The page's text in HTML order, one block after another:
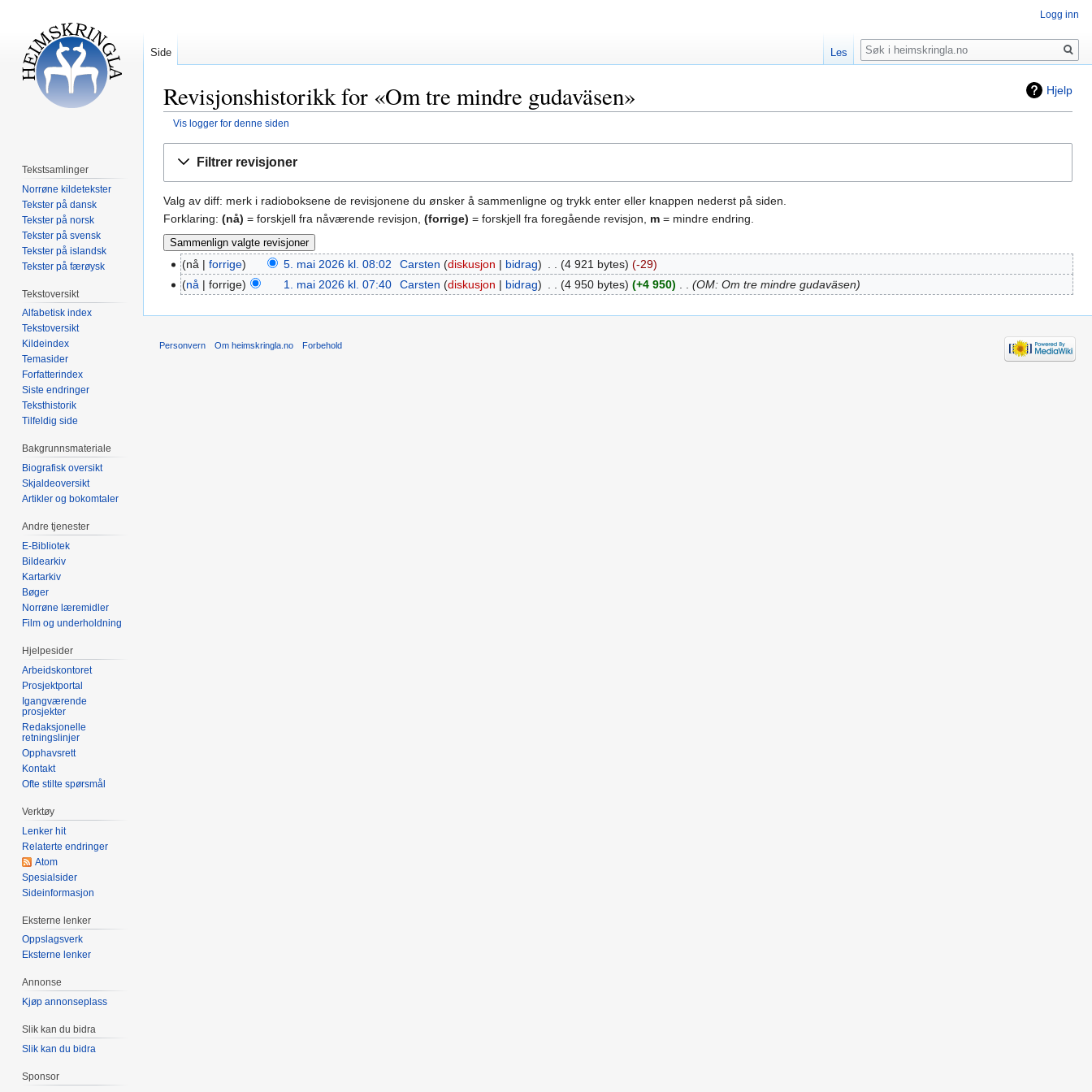
Hjelp
Revisjonshistorikk for «Om tre mindre gudaväsen»
Vis logger for denne siden
Filtrer revisjoner
Valg av diff: merk i radioboksene de revisjonene du ønsker å sammenligne og trykk enter eller knappen nederst på siden.
Forklaring: (nå) = forskjell fra nåværende revisjon, (forrige) = forskjell fra foregående revisjon, m = mindre endring.
nå forrige 5. mai 2026 kl. 08:02 Carsten diskusjon bidrag 4 921 bytes
-29
nå
forrige 1. mai 2026 kl. 07:40 Carsten diskusjon bidrag 4 950 bytes +4 950 OM: Om tre mindre gudaväsen
Logg inn
Side Les
Søk
Tekstsamlinger
Norrøne kildetekster
Tekster på dansk
Tekster på norsk
Tekster på svensk
Tekster på islandsk
Tekster på færøysk
Tekstoversikt
Alfabetisk index
Tekstoversikt
Kildeindex
Temasider
Forfatterindex
Siste endringer
Teksthistorik
Tilfeldig side
Bakgrunnsmateriale
Biografisk oversikt
Skjaldeoversikt
Artikler og bokomtaler
Andre tjenester
E-Bibliotek
Bildearkiv
Kartarkiv
Bøger
Norrøne læremidler
Film og underholdning
Hjelpesider
Arbeidskontoret
Prosjektportal
Igangværende
prosjekter
Redaksjonelle
retningslinjer
Opphavsrett
Kontakt
Ofte stilte spørsmål
Verktøy
Lenker hit
Relaterte endringer
Atom
Spesialsider
Sideinformasjon
Eksterne lenker
Oppslagsverk
Eksterne lenker
Annonse
Kjøp annonseplass
Slik kan du bidra
Slik kan du bidra
Sponsor
Personvern Om heimskringla.no Forbehold